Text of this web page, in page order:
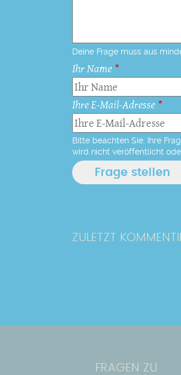
Deine Frage muss aus
Ihr Name
Ihre E-Mail-Adresse
Bitte beachten Sie: Ihre
wird nicht veröffentlicht
ZULETZT
FRAGEN ZU